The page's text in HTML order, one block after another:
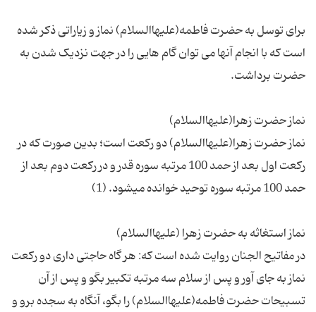
برای توسل به حضرت فاطمه(علیهاالسلام) نماز و زیاراتی ذکر شده
است که با انجام آنها می توان گام هایی را در جهت نزدیک شدن به
نماز حضرت زهرا(علیهاالسلام) دو ركعت است؛ بدین صورت كه در
ركعت اول بعد از حمد 100 مرتبه سوره قدر و در ركعت دوم بعد از
در مفاتیح الجنان روایت ‏شده است كه: هر گاه حاجتى دارى دو ركعت
نماز به جاى آور و پس از سلام سه مرتبه تكبیر بگو و پس از آن
تسبیحات حضرت فاطمه(علیهاالسلام) را بگو، آنگاه به سجده برو و